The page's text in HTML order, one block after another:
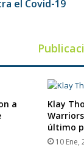
el Covid-19
a
Klay
último
10 Ene,